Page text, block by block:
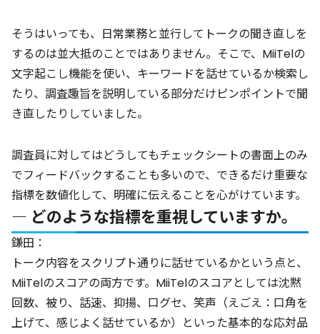
そうはいっても、日常業務と並行してトークの聞き直しを
するのは並大抵のことではありません。そこで、MiiTelの
文字起こし機能を使い、キーワードを話せているか検索し
たり、調査趣旨を説明している部分だけピンポイントで聞
き直したりしていました。
調査員に対してはどうしてもチェックシートの書面上のみ
でフィードバックすることも多いので、できるだけ重要な
指標を数値化して、明確に伝えることを心がけています。
― どのような指標を重視していますか。
鎌田：
トーク内容をスクリプト通りに話せているかという点と、
MiiTelのスコアの両方です。MiiTelのスコアとしては沈黙
回数、被り、話速、抑揚、口グセ、笑声（えごえ：口角を
上げて、感じよく話せているか）といった基本的な応対品